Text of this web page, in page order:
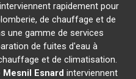
rapidement pour
de chauffage et de
une gamme de services
de fuites d'eau à
et de climatisation.
Mesnil Esnard interviennent